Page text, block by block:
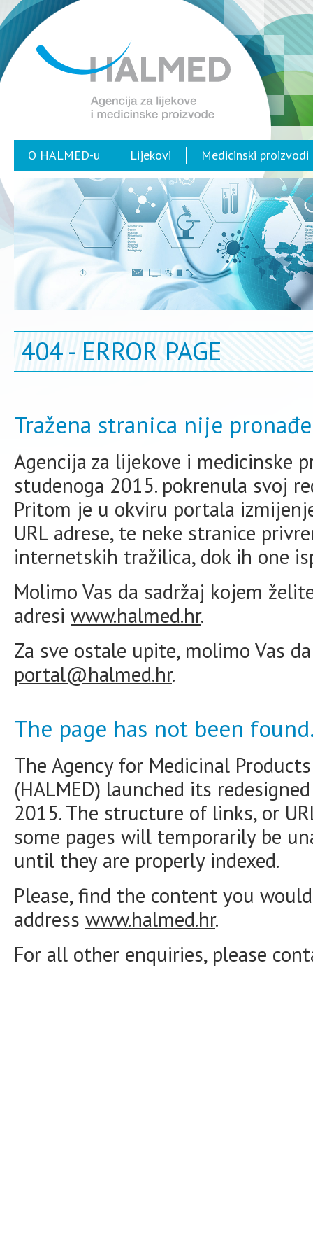
O HALMED-u Lijekovi Medicinski proizvodi
404 - ERROR PAGE
Tražena stranica nije
Agencija za lijekove i medicinske
studenoga 2015. pokrenula svoj
Pritom je u okviru portala
URL adrese, te neke stranice
internetskih tražilica, dok ih one
Molimo Vas da sadržaj kojem
adresi www.halmed.hr.
Za sve ostale upite, molimo Vas
portal@halmed.hr.
The page has not been
The Agency for Medicinal
(HALMED) launched its
2015. The structure of links, or
some pages will temporarily be
until they are properly indexed.
Please, find the content you
address www.halmed.hr.
For all other enquiries, please